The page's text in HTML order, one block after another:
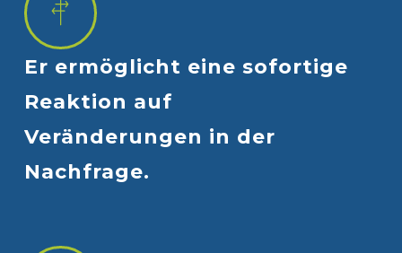
Er ermöglicht eine sofortige
Reaktion auf
Veränderungen in der
Nachfrage.